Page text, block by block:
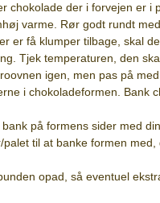
chokolade der i forvejen er
varme. Rør godt rundt
er få klumper tilbage, skal
Tjek temperaturen, den
igen, men pas på
i chokoladeformen.
på formens sider med
til at banke formen
opad, så eventuel